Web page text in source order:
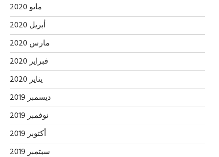
مايو 2020
أبريل 2020
مارس 2020
فبراير 2020
يناير 2020
ديسمبر 2019
نوفمبر 2019
أكتوبر 2019
سبتمبر 2019